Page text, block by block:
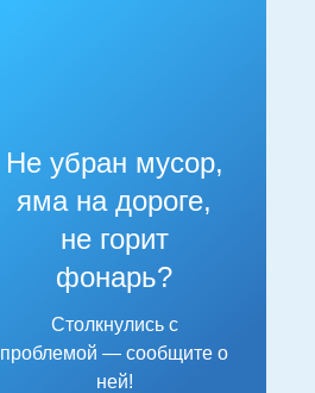
Не убран мусор,
яма на дороге,
не горит
фонарь?
Столкнулись с
проблемой — сообщите о
ней!